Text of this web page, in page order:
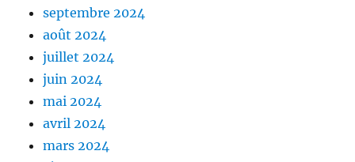
septembre 2024
août 2024
juillet 2024
juin 2024
mai 2024
avril 2024
mars 2024